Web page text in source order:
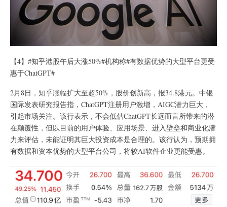
【4】#知乎港股午后大涨50%#机构称#有数据优势的大型平台更受
惠于ChatGPT#
2月8日，知乎涨幅扩大至超50%，股价创新高，报34.8港元。中银
国际发表研究报告指，ChatGPT注册用户激增，AIGC潜力巨大，
引起市场关注。该行表示，不会低估ChatGPT长远而言所带来的潜
在颠覆性，但以目前的用户体验、应用场景、进入壁垒和商业化潜
力来评估，未能证明其巨大投资成本是合理的。该行认为，预期拥
有数据和资本优势的大型平台公司，将较AI软件企业更能受惠。